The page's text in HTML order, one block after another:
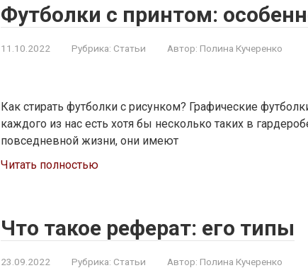
Футболки с принтом:
11.10.2022 Рубрика: Статьи Автор: Полина Кучеренко
Как стирать футболки с рисунком? Графические
каждого из нас есть хотя бы несколько таких в
повседневной жизни, они имеют
Читать полностью
Что такое реферат: его типы
23.09.2022 Рубрика: Статьи Автор: Полина Кучеренко